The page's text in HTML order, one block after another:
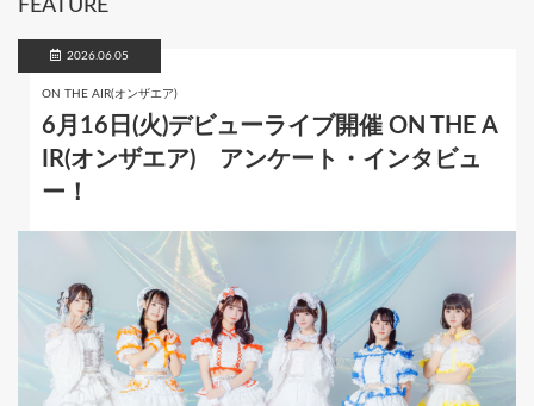
FEATURE
2026.06.05
ON THE AIR(オンザエア)
6月16日(火)デビューライブ開催 ON THE A
IR(オンザエア) アンケート・インタビュ
ー！